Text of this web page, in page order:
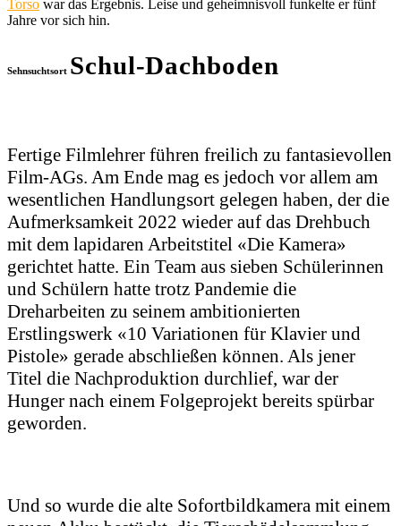
Torso war das Ergebnis. Leise und geheimnisvoll funkelte er fünf
Jahre vor sich hin.
Sehnsuchtsort Schul-Dachboden
Fertige Filmlehrer führen freilich zu fantasievollen
Film-AGs. Am Ende mag es jedoch vor allem am
wesentlichen Handlungsort gelegen haben, der die
Aufmerksamkeit 2022 wieder auf das Drehbuch
mit dem lapidaren Arbeitstitel «Die Kamera»
gerichtet hatte. Ein Team aus sieben Schülerinnen
und Schülern hatte trotz Pandemie die
Dreharbeiten zu seinem ambitionierten
Erstlingswerk «10 Variationen für Klavier und
Pistole» gerade abschließen können. Als jener
Titel die Nachproduktion durchlief, war der
Hunger nach einem Folgeprojekt bereits spürbar
geworden.
Und so wurde die alte Sofortbildkamera mit einem